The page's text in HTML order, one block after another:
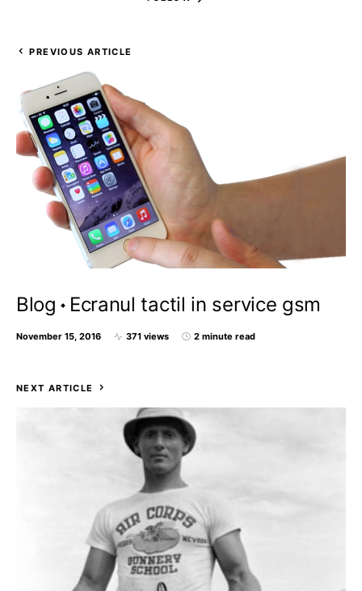
PREVIOUS ARTICLE
Blog Ecranul tactil in service gsm
November 15, 2016 371 views 2 minute read
NEXT ARTICLE